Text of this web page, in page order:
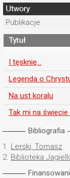
Utwory
Publikacje
Tytuł
I tęsknię...
Legenda o
Na ust koralu
Tak mi na świecie
Bibliografia
1. Lerski, Tomasz
2. Biblioteka